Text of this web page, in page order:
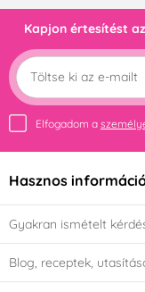
Kapjon értesítést
Elfogadom a
Hasznos
Gyakran ismételt
Blog, receptek,